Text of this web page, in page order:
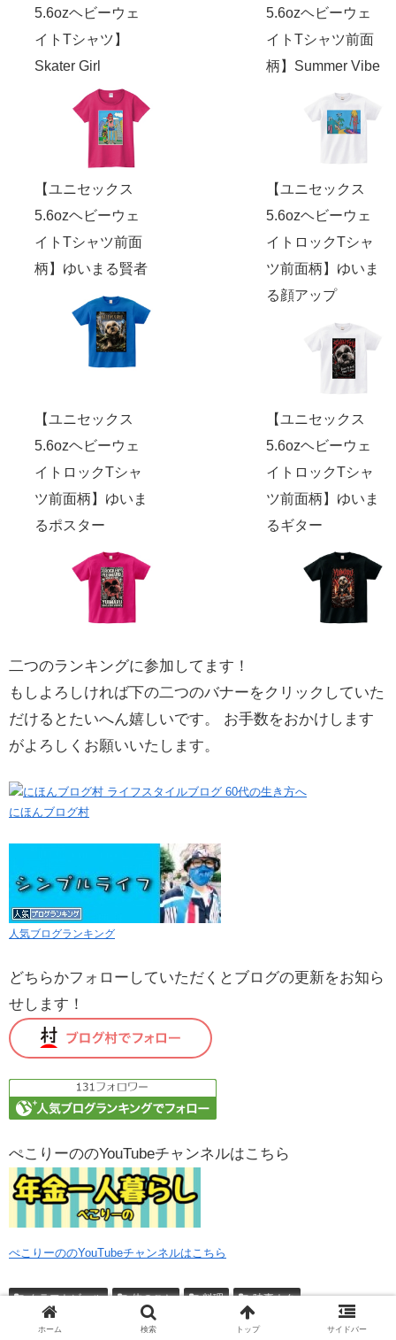
5.6ozヘビーウェ
イトTシャツ】
Skater Girl
5.6ozヘビーウェ
イトTシャツ前面
柄】Summer Vibe
【ユニセックス
5.6ozヘビーウェ
イトTシャツ前面
柄】ゆいまる賢者
【ユニセックス
5.6ozヘビーウェ
イトロックTシャ
ツ前面柄】ゆいま
る顔アップ
【ユニセックス
5.6ozヘビーウェ
イトロックTシャ
ツ前面柄】ゆいま
るポスター
【ユニセックス
5.6ozヘビーウェ
イトロックTシャ
ツ前面柄】ゆいま
るギター
二つのランキングに参加してます！
もしよろしければ下の二つのバナーをクリックしていた
だけるとたいへん嬉しいです。 お手数をおかけします
がよろしくお願いいたします。
にほんブログ村
人気ブログランキング
どちらかフォローしていただくとブログの更新をお知ら
せします！
ぺこりーののYouTubeチャンネルはこちら
ぺこりーののYouTubeチャンネルはこちら
クラフトビール 体のこと 料理 時事ネタ
老いるということ 老後あるある サラダボウル
ホーム 検索 トップ サイドバー